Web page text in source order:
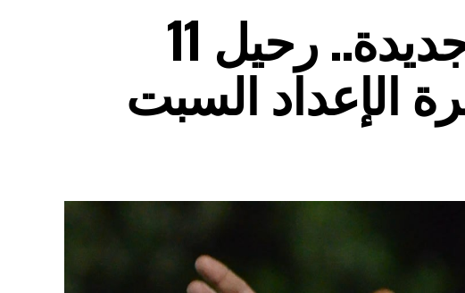
طنطا يبدأ صفحة جديدة.. رحيل 11
الإعداد السبت